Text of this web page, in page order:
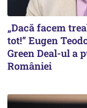
„Dacă facem
tot!” Eugen
Green Deal-ul a
României